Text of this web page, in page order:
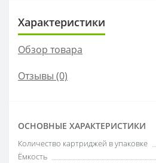
Характеристики
Обзор товара
Отзывы (0)
ОСНОВНЫЕ ХАРАКТЕРИСТИКИ
Количество картриджей в упаковке
Ёмкость